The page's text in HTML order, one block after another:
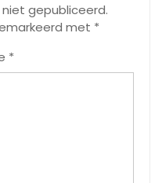
gepubliceerd.
met *
*